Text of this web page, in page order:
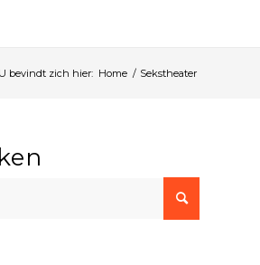
U bevindt zich hier: Home / Sekstheater